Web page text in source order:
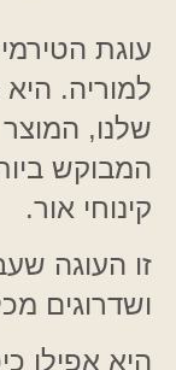
עוגת
למוריה. היא
שלנו, המוצר
המבוקש
קינוחי אור.
זו העוגה
ושדרוגים